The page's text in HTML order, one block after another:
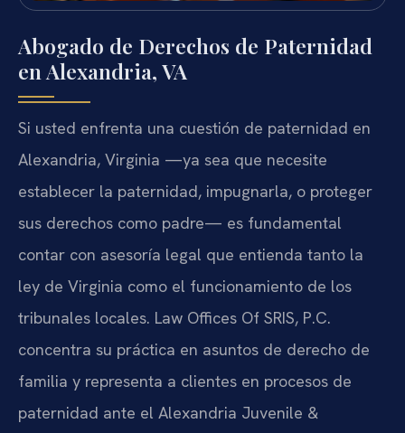
Abogado de Derechos de Paternidad
en Alexandria, VA
Si usted enfrenta una cuestión de paternidad en
Alexandria, Virginia —ya sea que necesite
establecer la paternidad, impugnarla, o proteger
sus derechos como padre— es fundamental
contar con asesoría legal que entienda tanto la
ley de Virginia como el funcionamiento de los
tribunales locales. Law Offices Of SRIS, P.C.
concentra su práctica en asuntos de derecho de
familia y representa a clientes en procesos de
paternidad ante el Alexandria Juvenile &